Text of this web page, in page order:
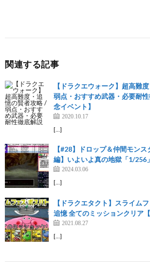
関連する記事
【ドラクエウォーク】超高難
弱点・おすすめ武器・必要耐
念イベント】
2020.10.17
[…]
【#28】ドロップ＆仲間モン
編】いよいよ真の地獄「1/
2024.03.06
[…]
【ドラクエタクト】スライム
追憶 全てのミッションクリア
2021.08.27
[…]